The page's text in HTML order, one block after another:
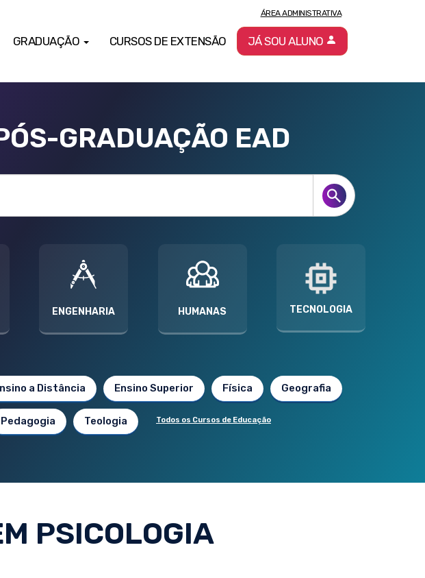
GRADUAÇÃO CURSOS DE EXTENSÃO
ÁREA ADMINISTRATIVA
JÁ SOU ALUNO
GRADUAÇÃO EAD
ENGENHARIA HUMANAS TECNOLOGIA
a Distância Ensino Superior Física Geografia
Pedagogia Teologia Todos os Cursos de Educação
PSICOLOGIA